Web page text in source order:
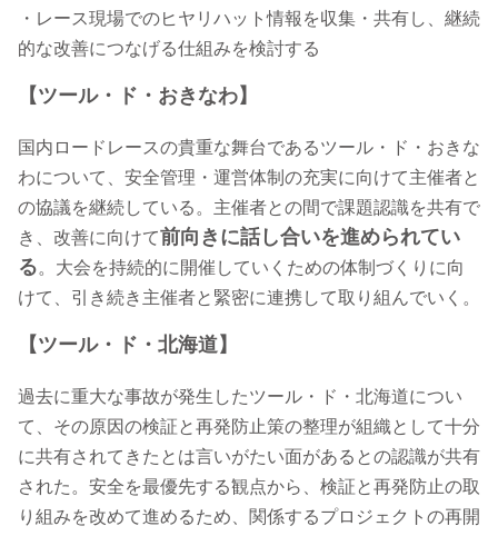
・レース現場でのヒヤリハット情報を収集・共有し、継続
的な改善につなげる仕組みを検討する
【ツール・ド・おきなわ】
国内ロードレースの貴重な舞台であるツール・ド・おきな
わについて、安全管理・運営体制の充実に向けて主催者と
の協議を継続している。主催者との間で課題認識を共有で
き、改善に向けて前向きに話し合いを進められてい
る。大会を持続的に開催していくための体制づくりに向
けて、引き続き主催者と緊密に連携して取り組んでいく。
【ツール・ド・北海道】
過去に重大な事故が発生したツール・ド・北海道につい
て、その原因の検証と再発防止策の整理が組織として十分
に共有されてきたとは言いがたい面があるとの認識が共有
された。安全を最優先する観点から、検証と再発防止の取
り組みを改めて進めるため、関係するプロジェクトの再開